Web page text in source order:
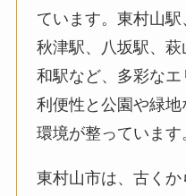
ています。東村山駅
秋津駅、八坂駅、
和駅など、多彩な
利便性と公園や緑
環境が整っています
東村山市は、古く